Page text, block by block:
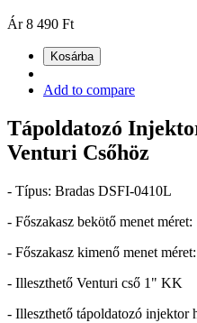
Ár 8 490 Ft
Kosárba
Add to compare
Tápoldatozó
Venturi Csőhöz
- Típus: Bradas DSFI-0410L
- Főszakasz bekötő menet
- Főszakasz kimenő menet
- Illeszthető Venturi cső 1" KK
- Illeszthető tápoldatozó injektor